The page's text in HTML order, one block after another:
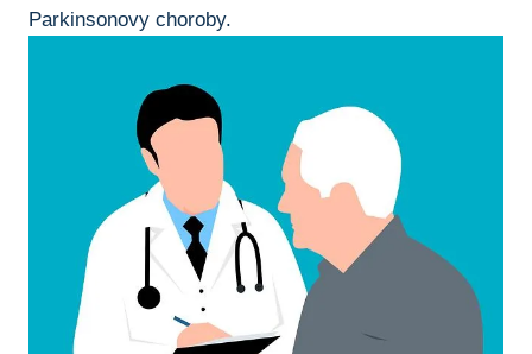
Parkinsonovy choroby.